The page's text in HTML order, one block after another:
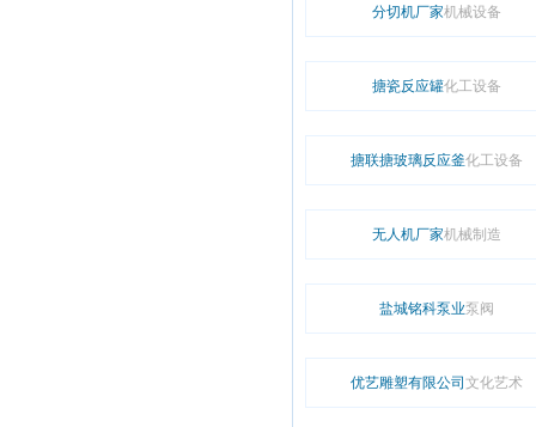
分切机厂家机械设备
搪瓷反应罐化工设备
搪联搪玻璃反应釜化工设备
无人机厂家机械制造
盐城铭科泵业泵阀
优艺雕塑有限公司 文化艺术